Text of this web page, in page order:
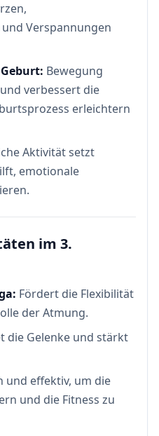
Verspannungen
Bewegung
verbessert die
erleichtern
Aktivität setzt
emotionale
im 3.
Fördert die Flexibilität
der Atmung.
die Gelenke und stärkt
und effektiv, um die
und die Fitness zu